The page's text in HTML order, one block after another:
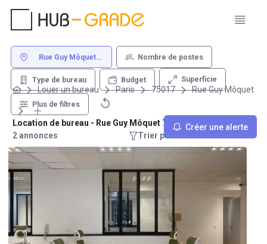
Rue Guy Môquet
Nombre de postes
Type de bureau Budget Superficie
Plus de filtres
Créer une alerte
Louer un bureau Paris 75017 Rue Guy Môquet
Location de bureau - Rue Guy Môquet 75017 Paris
2 annonces
Trier par : Recommandations